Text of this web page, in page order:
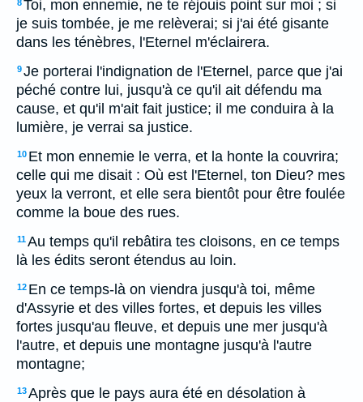
8Toi, mon ennemie, ne te réjouis point sur moi ; si
je suis tombée, je me relèverai; si j'ai été gisante
dans les ténèbres, l'Eternel m'éclairera.
9Je porterai l'indignation de l'Eternel, parce que j'ai
péché contre lui, jusqu'à ce qu'il ait défendu ma
cause, et qu'il m'ait fait justice; il me conduira à la
lumière, je verrai sa justice.
10 Et mon ennemie le verra, et la honte la couvrira;
celle qui me disait : Où est l'Eternel, ton Dieu? mes
yeux la verront, et elle sera bientôt pour être foulée
comme la boue des rues.
11Au temps qu'il rebâtira tes cloisons, en ce temps
là les édits seront étendus au loin.
12 En ce temps-là on viendra jusqu'à toi, même
d'Assyrie et des villes fortes, et depuis les villes
fortes jusqu'au fleuve, et depuis une mer jusqu'à
l'autre, et depuis une montagne jusqu'à l'autre
montagne;
13Après que le pays aura été en désolation à